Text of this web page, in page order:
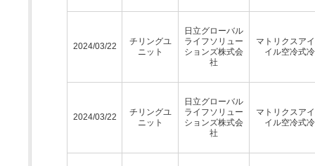
2024/03/22
チリングユ
ニット
日立グローバル
ライフソリュー
ションズ株式会
社
マトリクスア
イル空冷式
2024/03/22
チリングユ
ニット
日立グローバル
ライフソリュー
ションズ株式会
社
マトリクスア
イル空冷式